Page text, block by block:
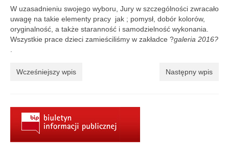
Galeria 2026
Galeria 2025
Galeria 2023
Galeria 2021
W uzasadnieniu swojego wyboru, Jury w szczególności zwracało
uwagę na takie elementy pracy jak ; pomysł, dobór kolorów,
oryginalność, a także staranność i samodzielność wykonania.
Wszystkie prace dzieci zamieściliśmy w zakładce ?galeria 2016?
Wcześniejszy wpis Następny wpis